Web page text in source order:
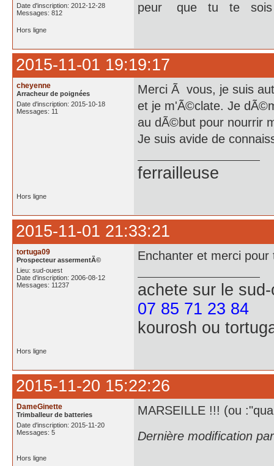
Date d'inscription: 2012-12-28
Messages: 812
peur que tu te sois
Hors ligne
2015-11-01 19:19:17
cheyenne
Arracheur de poignées
Date d'inscription: 2015-10-18
Messages: 11
Merci Ã vous, je suis
et je m'Ã©clate. Je
au dÃ©but pour nourrir
Je suis avide de
ferrailleuse
Hors ligne
2015-11-01 21:33:21
tortuga09
Prospecteur assermentÃ©
Lieu: sud-ouest
Date d'inscription: 2006-08-12
Messages: 11237
Enchanter et merci
achete sur le
07 85 71 23 84
kourosh ou
Hors ligne
2015-11-20 15:22:26
DameGinette
Trimballeur de batteries
Date d'inscription: 2015-11-20
Messages: 5
MARSEILLE !!! (ou
Dernière modification
Hors ligne